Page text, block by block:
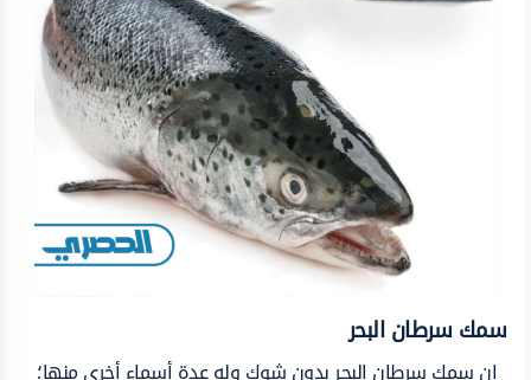
سمك سرطان البحر
إن سمك سرطان البحر بدون شوك وله عدة أسماء أخرى منها؛